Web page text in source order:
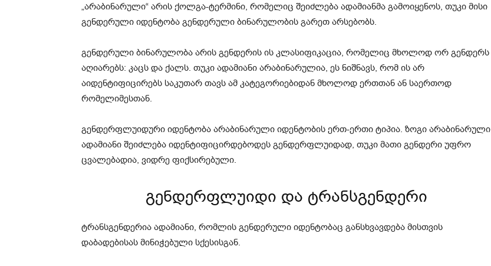
„არაბინარული“ არის ქოლგა-ტერმინი, რომელიც შეიძლება ადამიანმა გამოიყენოს, თუკი მისი
გენდერული იდენტობა გენდერული ბინარულობის გარეთ არსებობს.
გენდერული ბინარულობა არის გენდერის ის კლასიფიკაცია, რომელიც მხოლოდ ორ გენდერს
აღიარებს: კაცს და ქალს. თუკი ადამიანი არაბინარულია, ეს ნიშნავს, რომ ის არ
აიდენტიფიცირებს საკუთარ თავს ამ კატეგორიებიდან მხოლოდ ერთთან ან საერთოდ
რომელიმესთან.
გენდერფლუიდური იდენტობა არაბინარული იდენტობის ერთ-ერთი ტიპია. ზოგი არაბინარული
ადამიანი შეიძლება იდენტიფიცირდებოდეს გენდერფლუიდად, თუკი მათი გენდერი უფრო
ცვალებადია, ვიდრე ფიქსირებული.
გენდერფლუიდი და ტრანსგენდერი
ტრანსგენდერია ადამიანი, რომლის გენდერული იდენტობაც განსხვავდება მისთვის
დაბადებისას მინიჭებული სქესისგან.